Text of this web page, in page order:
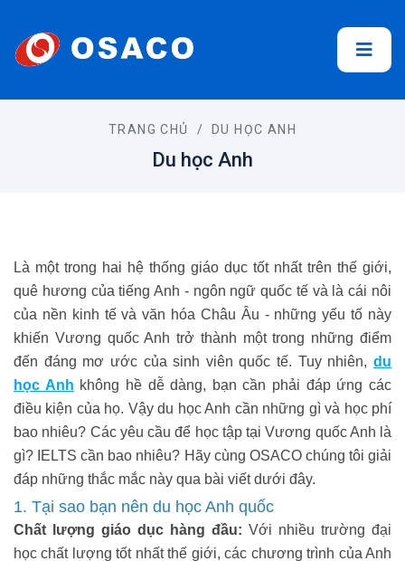
TRANG CHỦ / DU HỌC ANH
Du học Anh
Là một trong hai hệ thống giáo dục tốt nhất trên thế giới,
quê hương của tiếng Anh - ngôn ngữ quốc tế và là cái nôi
của nền kinh tế và văn hóa Châu Âu - những yếu tố này
khiến Vương quốc Anh trở thành một trong những điểm
đến đáng mơ ước của sinh viên quốc tế. Tuy nhiên, du
học Anh không hề dễ dàng, bạn cần phải đáp ứng các
điều kiện của họ. Vậy du học Anh cần những gì và học phí
bao nhiêu? Các yêu cầu để học tập tại Vương quốc Anh là
gì? IELTS cần bao nhiêu? Hãy cùng OSACO chúng tôi giải
đáp những thắc mắc này qua bài viết dưới đây.
1. Tại sao bạn nên du học Anh quốc
Chất lượng giáo dục hàng đầu: Với nhiều trường đại
học chất lượng tốt nhất thế giới, các chương trình của Anh